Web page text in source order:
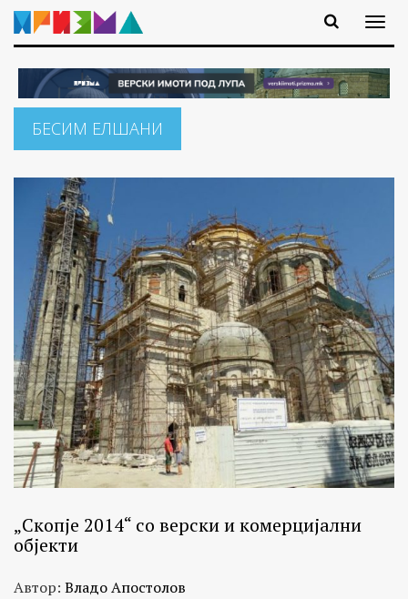
БЕСИМ ЕЛШАНИ
„Скопје 2014“ со верски и комерцијални
објекти
Автор: Владо Апостолов